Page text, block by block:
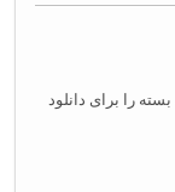
را برای دانلود